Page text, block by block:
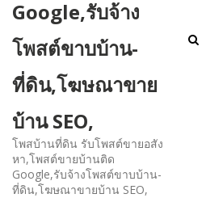
Google,รับจ้าง
โพสต์ขาบบ้าน-
ที่ดิน,โฆษณาขาย
บ้าน SEO,
โพสบ้านที่ดิน รับโพสต์ขายอสัง
หา,โพสต์ขายบ้านติด
Google,รับจ้างโพสต์ขาบบ้าน-
ที่ดิน,โฆษณาขายบ้าน SEO,